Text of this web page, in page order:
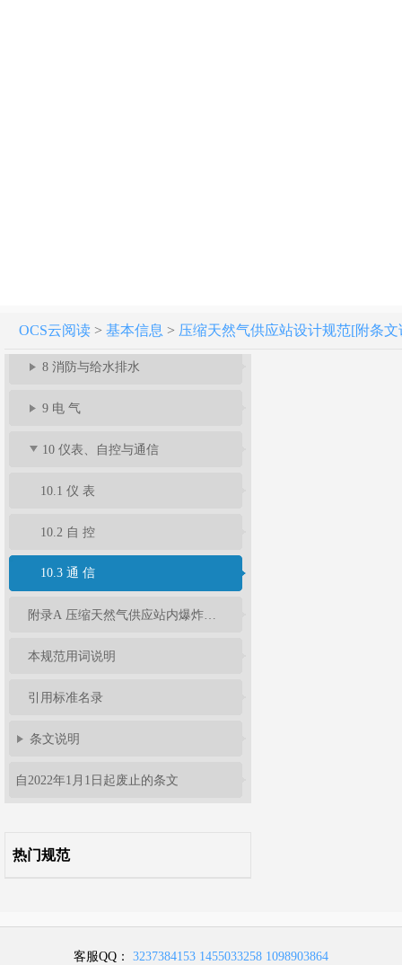
OCS云阅读> 基本信息 > 压缩天然气供应站设计规范[附条文
7 建(构)筑物与供暖通风换热
8 消防与给水排水
9 电 气
10 仪表、自控与通信
10.1 仪 表
10.2 自 控
10.3 通 信
本规范用词说明
引用标准名录
条文说明
自2022年1月1日起废止的条文
热门规范
客服QQ： 3237384153 1455033258 1098903864